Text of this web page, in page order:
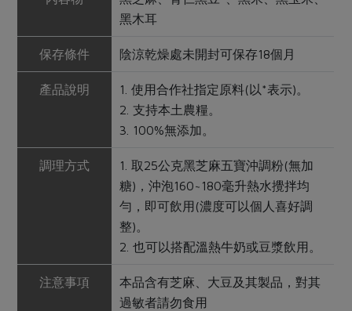
黑木耳
保存條件 陰涼乾燥處未開封可保存18個月
產品說明
1. 使用合作社指定原料(以*表示)。
2. 支持本土農糧。
3. 100%無添加。
調理方式
1. 取25公克黑芝麻五寶沖調粉(無加
糖)，沖泡160~180毫升熱水攪拌均
勻，即可飲用(濃度可以個人喜好調
整)。
2. 也可以搭配溫熱牛奶或豆漿飲用。
注意事項
本品含有芝麻、大豆及其製品，對其
過敏者請勿食用